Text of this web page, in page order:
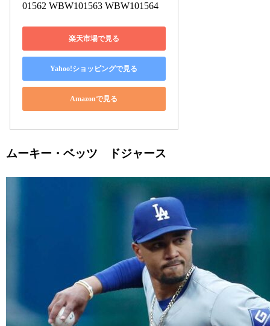
01562 WBW101563 WBW101564
楽天市場で見る
Yahoo!ショッピングで見る
Amazonで見る
ムーキー・ベッツ ドジャース